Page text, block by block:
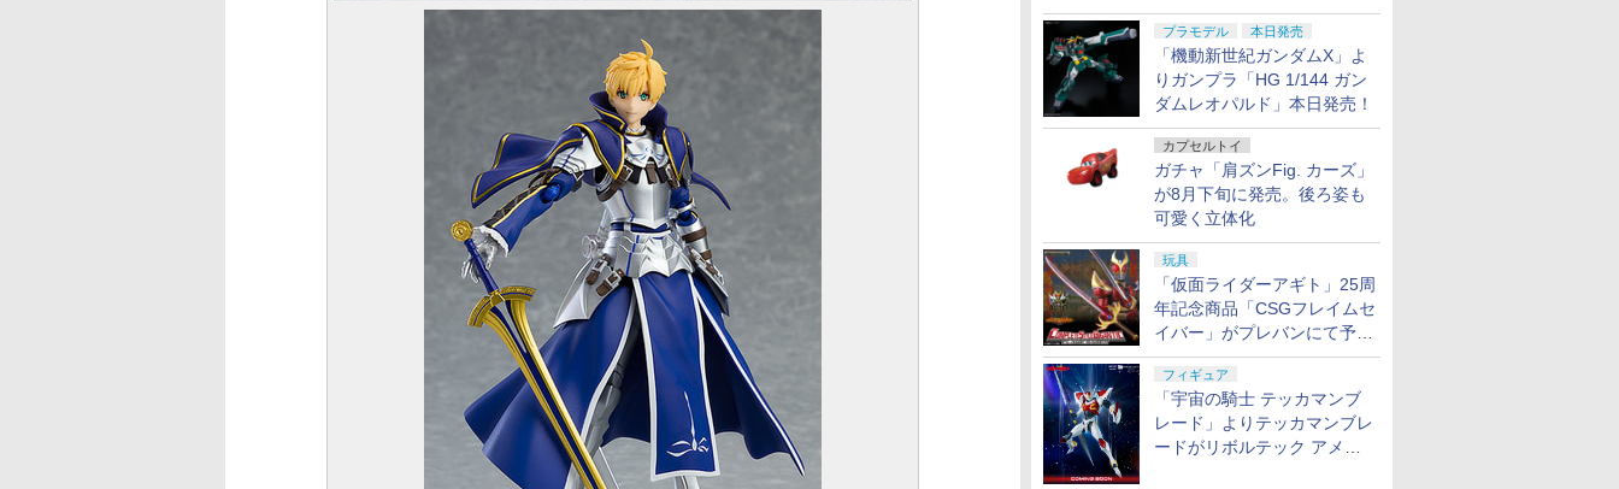
分が予約受付中【ガンダムベ
ース撮り下ろし】
プラモデル 本日発売
「機動新世紀ガンダムX」よ
りガンプラ「HG 1/144 ガン
ダムレオパルド」本日発売！
カプセルトイ
ガチャ「肩ズンFig. カーズ」
が8月下旬に発売。後ろ姿も
可愛く立体化
玩具
「仮面ライダーアギト」25周
年記念商品「CSGフレイムセ
イバー」がプレバンにて予約
開始
フィギュア
「宇宙の騎士 テッカマンブ
レード」よりテッカマンブレ
ードがリボルテック アメイ